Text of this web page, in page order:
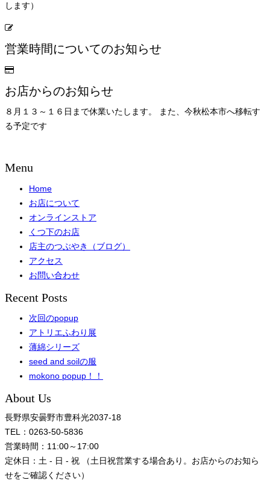
します）
営業時間についてのお知らせ
お店からのお知らせ
８月１３～１６日まで休業いたします。 また、今秋松本市へ移転す
る予定です
Menu
Home
お店について
オンラインストア
くつ下のお店
店主のつぶやき（ブログ）
アクセス
お問い合わせ
Recent Posts
次回のpopup
アトリエふわり展
薄綿シリーズ
seed and soilの服
mokono popup！！
About Us
長野県安曇野市豊科光2037-18
TEL：0263-50-5836
営業時間：11:00～17:00
定休日：土 - 日 - 祝 （土日祝営業する場合あり。お店からのお知ら
せをご確認ください）